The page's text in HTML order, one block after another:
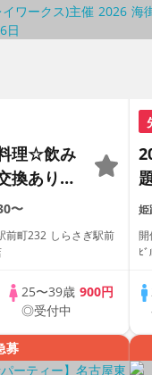
理☆飲み
換あり・
多数・
レイワー
〜
前町232 しらさぎ駅前
25〜39歳900円
◎受付中
姫
開
ﾋ
募